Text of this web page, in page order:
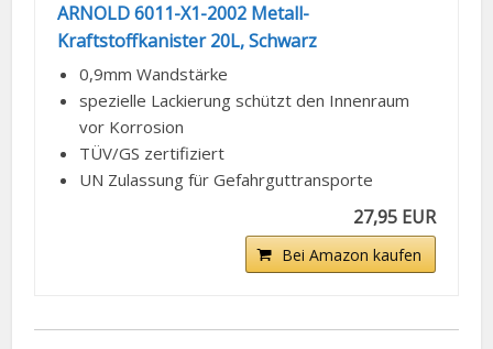
ARNOLD 6011-X1-2002 Metall-
Kraftstoffkanister 20L, Schwarz
0,9mm Wandstärke
spezielle Lackierung schützt den Innenraum
vor Korrosion
TÜV/GS zertifiziert
UN Zulassung für Gefahrguttransporte
27,95 EUR
Bei Amazon kaufen